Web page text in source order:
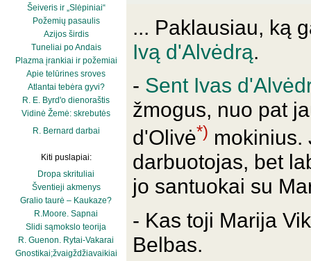
Šeiveris ir „Slėpiniai“
Požemių pasaulis
Azijos širdis
Tuneliai po Andais
Plazma įrankiai ir požemiai
Apie telūrines sroves
Atlantai tebėra gyvi?
R. E. Byrd'o dienoraštis
Vidinė Žemė: skrebutės
R. Bernard darbai
Kiti puslapiai:
Dropa skrituliai
Šventieji akmenys
Gralio taurė – Kaukaze?
R.Moore. Sapnai
Slidi sąmokslo teorija
R. Guenon. Rytai-Vakarai
Gnostikai;žvaigždžiavaikiai
... Paklausiau, ką
Ivą d'Alvėdrą.
- Sent Ivas
žmogus, nuo pat
d'Olivė*) mokinius.
darbuotojas, bet
jo santuokai su
- Kas toji Marija
Belbas.